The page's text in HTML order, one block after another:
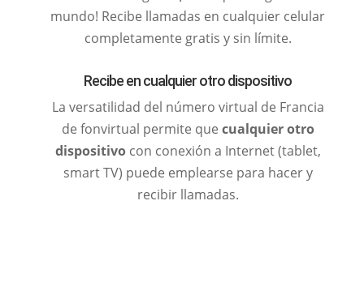
mundo! Recibe llamadas en cualquier celular
completamente gratis y sin límite.
Recibe en cualquier otro dispositivo
La versatilidad del número virtual de Francia
de fonvirtual permite que cualquier otro
dispositivocon conexión a Internet (tablet,
smart TV) puede emplearse para hacer y
recibir llamadas.